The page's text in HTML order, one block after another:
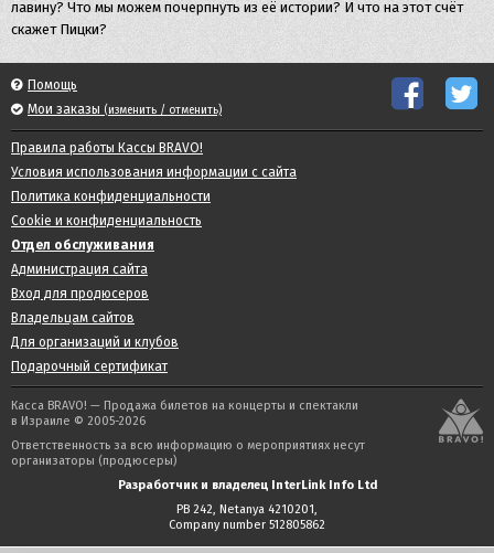
лавину? Что мы можем почерпнуть из её истории? И что на этот счёт
скажет Пицки?
Помощь
Мои заказы (изменить / отменить)
Правила работы Кассы BRAVO!
Условия использования информации с сайта
Политика конфиденциальности
Cookie и конфиденциальность
Отдел обслуживания
Администрация сайта
Вход для продюсеров
Владельцам сайтов
Для организаций и клубов
Подарочный сертификат
Касса BRAVO! — Продажа билетов на концерты и спектакли
в Израиле © 2005-2026
Ответственность за всю информацию о мероприятиях несут
организаторы (продюсеры)
Разработчик и владелец InterLink Info Ltd
PB 242, Netanya 4210201,
Company number 512805862